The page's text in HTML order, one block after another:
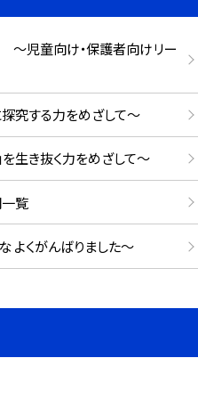
～児童向け・保護者向けリー
究する力をめざして～
生き抜く力をめざして～
覧
くがんばりました～